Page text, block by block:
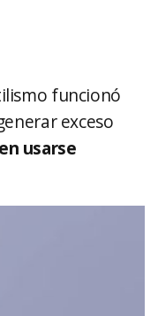
funcionó
exceso
usarse